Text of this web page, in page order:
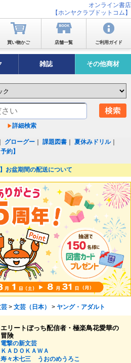
オンライン書店
【ホンヤクラブドットコム】
買い物かご 店舗一覧 ご利用ガイド
雑誌 その他商材
詳細検索
グローグー ｜課題図書 ｜夏休みドリル｜
約】
】お盆期間の配送について
> 文芸（日本） > ヤング・アダルト
エリートぼっち配信者・極楽鳥花愛華の
冒険
電撃の新文芸
ＫＡＤＯＫＡＷＡ
寿々木七三
うおのめうろこ